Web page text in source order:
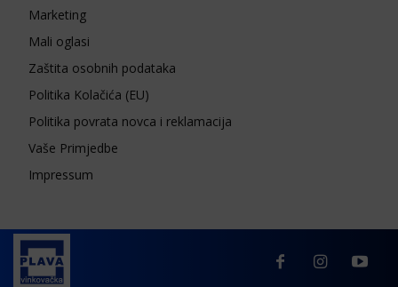
Marketing
Mali oglasi
Zaštita osobnih podataka
Politika Kolačića (EU)
Politika povrata novca i reklamacija
Vaše Primjedbe
Impressum